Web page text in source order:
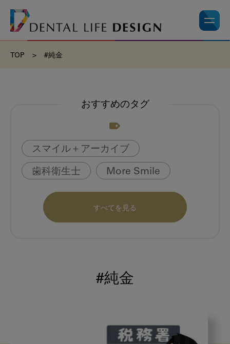
TOP > #純金
おすすめのタグ
スマイル＋アーカイブ
歯科衛生士 More Smile
お悩み相談室 動画 書籍
book
咬合の変化
口腔機能発達不全症
すべてを見る
#純金